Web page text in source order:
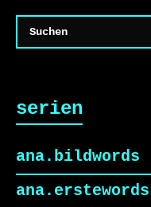
serien
ana.bildwords
ana.erstewords